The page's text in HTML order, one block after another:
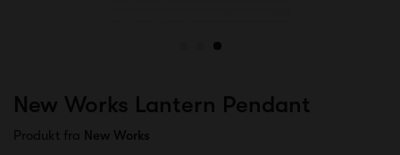
New Works Lantern Pendant
Produkt fra New Works